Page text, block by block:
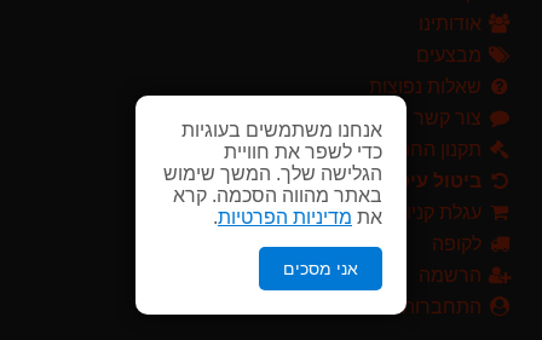
אנחנו משתמשים בעוגיות
כדי לשפר את חוויית
הגלישה שלך. המשך שימוש
באתר מהווה הסכמה. קרא
את מדיניות הפרטיות.
אני מסכים
אודותינו
מבצעים
שאלות נפוצות
צור קשר
תקנון החנות
ביטול עיסקה
עגלת קניות
לקופה
הרשמה
התחברות
499.00 ₪
589.00 ₪
119.00 ₪